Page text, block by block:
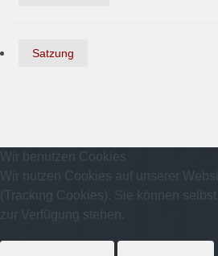
Satzung
Wir benutzen Cookies
Wir nutzen Cookies auf unserer
(Tracking Cookies). Sie können
zur Verfügung stehen.